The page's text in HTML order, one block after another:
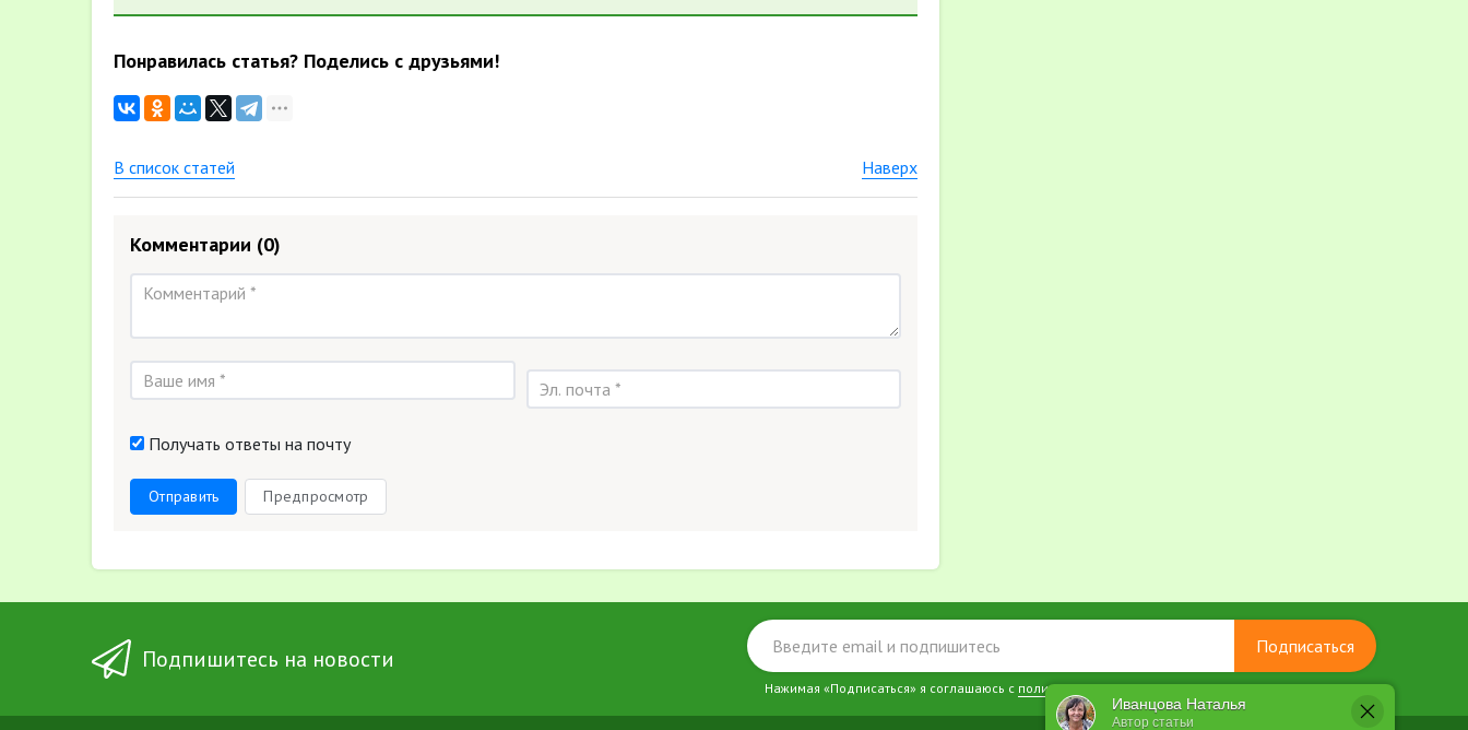
Понравилась статья? Поделись с друзьями!
В список статей Наверх
Комментарии (0)
Получать ответы на почту
Отправить Предпросмотр
Иванцова Наталья
Автор статьи
Подпишитесь на новости Подписаться
Нажимая «Подписаться» я соглашаюсь с политикой конфиденциальности